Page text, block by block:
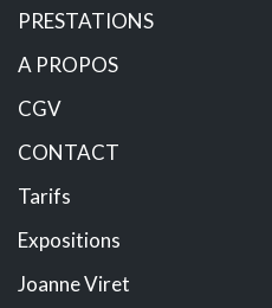
PRESTATIONS
A PROPOS
CGV
CONTACT
Tarifs
Expositions
Joanne Viret